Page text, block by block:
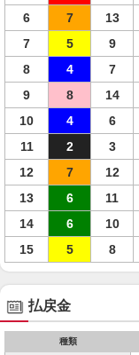
6
7 13
7
5 9
8
4 7
9
8 14
10
4 6
11
2 3
12
7 12
13
6 11
14
6 10
15
5 8
払戻金
種類